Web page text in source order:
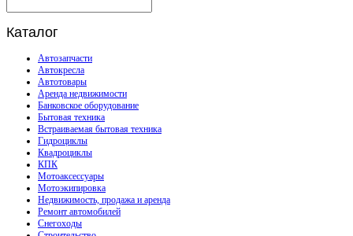
Каталог
Автозапчасти
Автокресла
Автотовары
Аренда недвижимости
Банковское оборудование
Бытовая техника
Встраиваемая бытовая техника
Гидроциклы
Квадроциклы
КПК
Мотоаксессуары
Мотоэкипировка
Недвижимость, продажа и аренда
Ремонт автомобилей
Снегоходы